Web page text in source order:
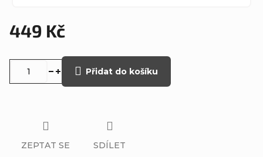
449 Kč
Přidat do košíku
ZEPTAT SE SDÍLET